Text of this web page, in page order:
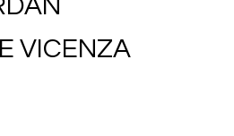
VICENZA